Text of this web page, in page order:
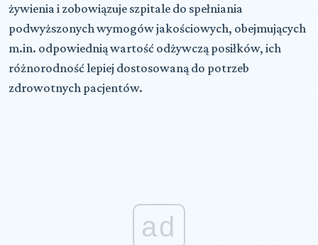
żywienia i zobowiązuje szpitale do spełniania
podwyższonych wymogów jakościowych, obejmujących
m.in. odpowiednią wartość odżywczą posiłków, ich
różnorodność lepiej dostosowaną do potrzeb
zdrowotnych pacjentów.
ad